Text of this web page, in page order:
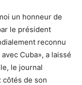
un honneur de
le président
reconnu
Cuba», a laissé
le journal
côtés de son